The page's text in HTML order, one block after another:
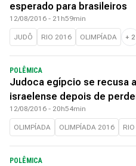
esperado para brasileiros
12/08/2016 - 21h59min
JUDÔ RIO 2016 OLIMPÍADA + 2
POLÊMICA
Judoca egípcio se recusa
israelense depois de
12/08/2016 - 20h54min
OLIMPÍADA OLIMPÍADA 2016
POLÊMICA